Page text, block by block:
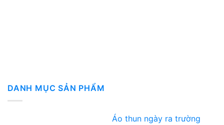
DANH MỤC SẢN PHẨM
Áo thun ngày ra trường